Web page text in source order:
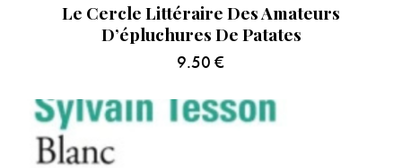
Le Cercle Littéraire Des Amateurs
D’épluchures De Patates
9.50 €